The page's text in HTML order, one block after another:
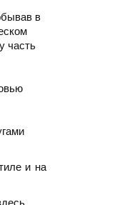
в
часть
и на